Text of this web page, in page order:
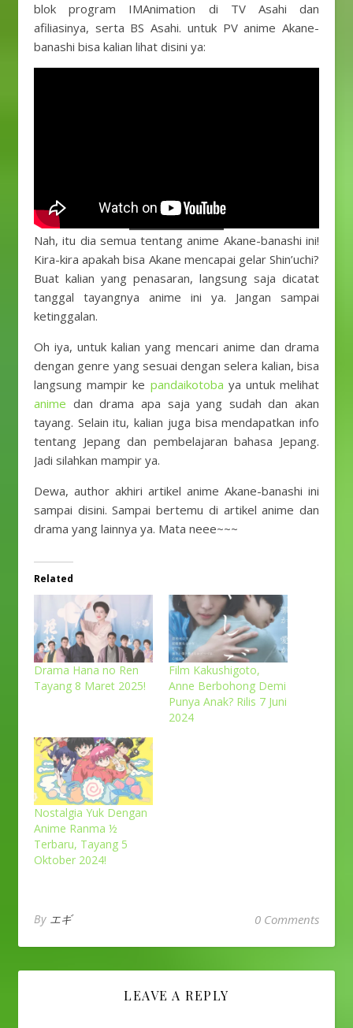
blok program IMAnimation di TV Asahi dan
afiliasinya, serta BS Asahi. untuk PV anime Akane-
banashi bisa kalian lihat disini ya:
Nah, itu dia semua tentang anime Akane-banashi ini!
Kira-kira apakah bisa Akane mencapai gelar Shin’uchi?
Buat kalian yang penasaran, langsung saja dicatat
tanggal tayangnya anime ini ya. Jangan sampai
ketinggalan.
Oh iya, untuk kalian yang mencari anime dan drama
dengan genre yang sesuai dengan selera kalian, bisa
langsung mampir ke pandaikotoba ya untuk melihat
anime dan drama apa saja yang sudah dan akan
tayang. Selain itu, kalian juga bisa mendapatkan info
tentang Jepang dan pembelajaran bahasa Jepang.
Jadi silahkan mampir ya.
Dewa, author akhiri artikel anime Akane-banashi ini
sampai disini. Sampai bertemu di artikel anime dan
drama yang lainnya ya. Mata neee~~~
Related
Drama Hana no Ren
Tayang 8 Maret 2025!
Film Kakushigoto,
Anne Berbohong Demi
Punya Anak? Rilis 7 Juni
2024
Nostalgia Yuk Dengan
Anime Ranma ½
Terbaru, Tayang 5
Oktober 2024!
By エギ 0 Comments
LEAVE A REPLY